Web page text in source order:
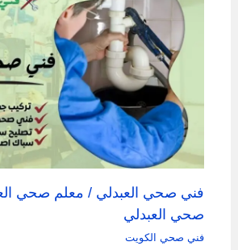
فني صحي العبدلي / معلم صحي
صحي العبدلي
فني صحي الكويت